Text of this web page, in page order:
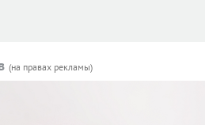
(на правах рекламы)